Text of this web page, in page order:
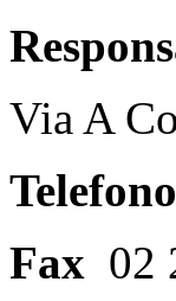
Via A
Telefono
Fax 02